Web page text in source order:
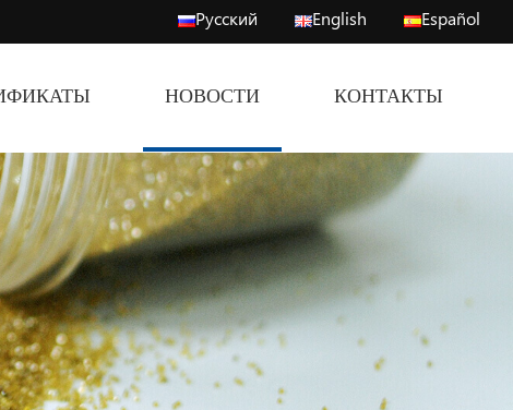
Русский English Español
НОВОСТИ КОНТАКТЫ